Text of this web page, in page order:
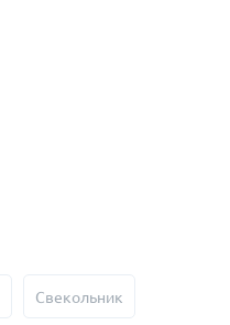
Свекольник